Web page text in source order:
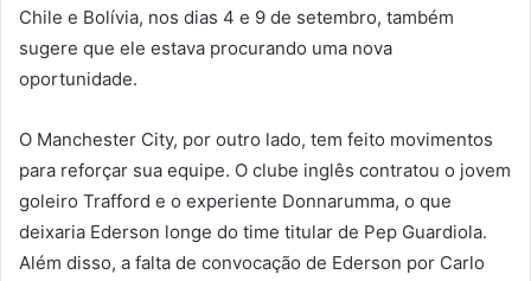
Chile e Bolívia, nos dias 4 e 9 de setembro, também
sugere que ele estava procurando uma nova
oportunidade.
O Manchester City, por outro lado, tem feito movimentos
para reforçar sua equipe. O clube inglês contratou o jovem
goleiro Trafford e o experiente Donnarumma, o que
deixaria Ederson longe do time titular de Pep Guardiola.
Além disso, a falta de convocação de Ederson por Carlo